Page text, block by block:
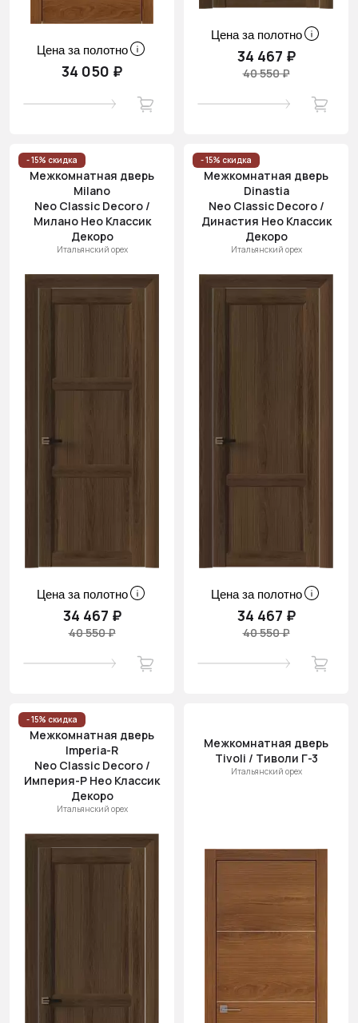
Цена за полотно
34 050 ₽
Цена за полотно
34 467 ₽
40 550 ₽
- 15% скидка
Межкомнатная дверь
Milano
Neo Classic Decoro /
Милано Нео Классик
Декоро
Итальянский орех
Цена за полотно
34 467 ₽
40 550 ₽
- 15% скидка
Межкомнатная дверь
Dinastia
Neo Classic Decoro /
Династия Нео Классик
Декоро
Итальянский орех
Цена за полотно
34 467 ₽
40 550 ₽
- 15% скидка
Межкомнатная дверь
Imperia-R
Neo Classic Decoro /
Империя-Р Нео Классик
Декоро
Итальянский орех
Межкомнатная дверь
Tivoli / Тиволи Г-3
Итальянский орех